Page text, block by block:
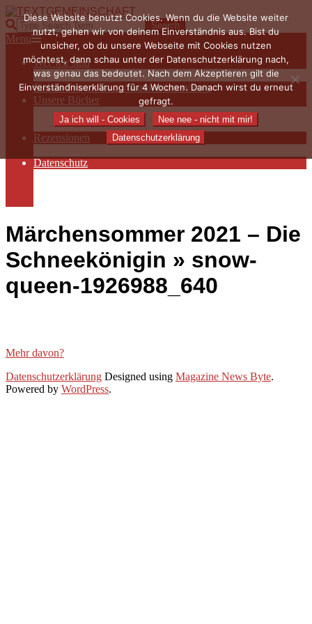
Skip
to
content
TEXTGEMEINSCHAFT
Search
Primary
Navigation
Menu
Menu
Wer wir sind
Die Hauptakteurinnen
Sieben Fragen an… / Autoreninterviews
Unsere Bücher
Autorenservices
Autorenprofile
Rezensionen
Datenschutz
Märchensommer 2021 – Die
Schneekönigin » snow-
queen-1926988_640
Mehr davon?
2021-
05-
Datenschutzerklärung Designed using Magazine News Byte.
Powered by WordPress.
Diese Website benutzt Cookies. Wenn du die Website weiter
nutzt, gehen wir von deinem Einverständnis aus. Bist du
unsicher, ob du unsere Webseite mit Cookies nutzen
möchtest, dann schau unter der Datenschutzerklärung nach,
was genau das bedeutet. Nach dem Akzeptieren gilt die
Einverständniserklärung für 4 Wochen. Danach wirst du erneut
gefragt.
Ja ich will - Cookies
Nee nee - nicht mit mir!
Datenschutzerklärung